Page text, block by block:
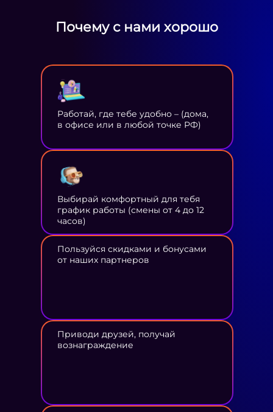
Почему с нами хорошо
Работай, где тебе удобно – (дома,
в офисе или в любой точке РФ)
Выбирай комфортный для тебя
график работы (смены от 4 до 12
часов)
Пользуйся скидками и бонусами
от наших партнеров
Приводи друзей, получай
вознаграждение